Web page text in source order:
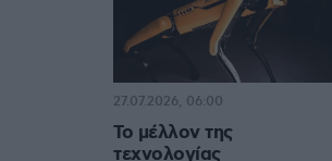
Το μέλλον της
τεχνολογίας
27.07.2026, 06:00